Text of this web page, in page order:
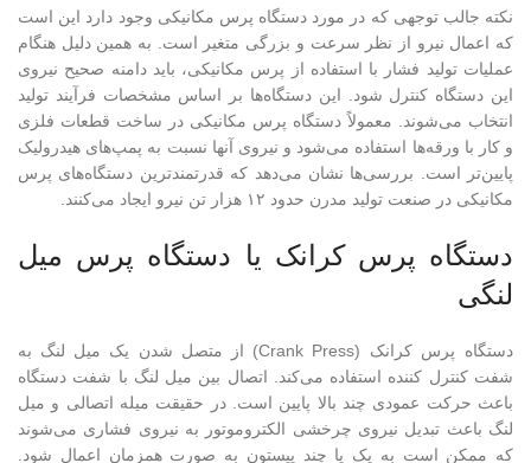
نکته جالب توجهی که در مورد دستگاه پرس مکانیکی وجود دارد این است
که اعمال نیرو از نظر سرعت و بزرگی متغیر است. به همین دلیل هنگام
عملیات تولید فشار با استفاده از پرس مکانیکی، باید دامنه صحیح نیروی
این دستگاه کنترل شود. این دستگاه‌ها بر اساس مشخصات فرآیند تولید
انتخاب می‌شوند. معمولاً دستگاه پرس مکانیکی در ساخت قطعات فلزی
و کار با ورقه‌ها استفاده می‌شود و نیروی آنها نسبت به پمپ‌های هیدرولیک
پایین‌تر است. بررسی‌ها نشان می‌دهد که قدرتمندترین دستگاه‌های پرس
مکانیکی در صنعت تولید مدرن حدود ۱۲ هزار تن نیرو ایجاد می‌کنند.
دستگاه پرس کرانک یا دستگاه پرس میل
لنگی
دستگاه پرس کرانک (Crank Press) از متصل شدن یک میل لنگ به
شفت کنترل کننده استفاده می‌کند. اتصال بین میل لنگ با شفت دستگاه
باعث حرکت عمودی چند بالا پایین است. در حقیقت میله اتصالی و میل
لنگ باعث تبدیل نیروی چرخشی الکتروموتور به نیروی فشاری می‌شوند
که ممکن است به یک یا چند پیستون به صورت همزمان اعمال شود.